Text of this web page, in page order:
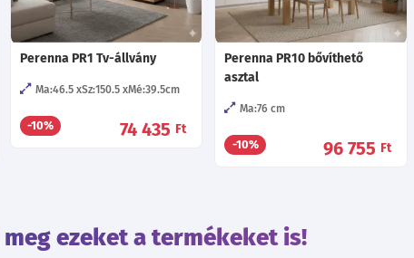
Perenna PR1 Tv-állvány
Ma:46.5 Sz:150.5 Mé:39.5cm
-10% 74 435 Ft
Perenna PR10 bővíthető
asztal
Ma:76 cm
-10% 96 755 Ft
ezeket a termékeket is!